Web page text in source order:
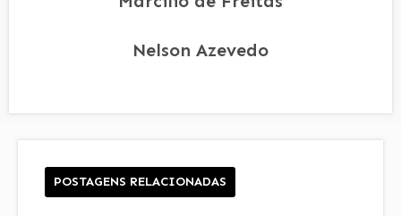
Nelson Azevedo
POSTAGENS RELACIONADAS